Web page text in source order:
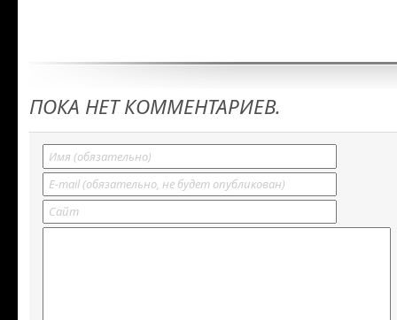
ПОКА НЕТ КОММЕНТАРИЕВ.